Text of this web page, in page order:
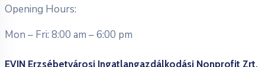
Opening Hours:
Mon – Fri: 8:00 am – 6:00 pm
EVIN Erzsébetvárosi Ingatlangazdálkodási Nonprofit Zrt.